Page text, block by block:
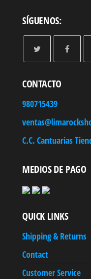
SÍGUENOS:
CONTACTO
980715439
C.C. Cantuarias
MEDIOS DE PAGO
QUICK LINKS
Shipping & Returns
Contact
Customer Service